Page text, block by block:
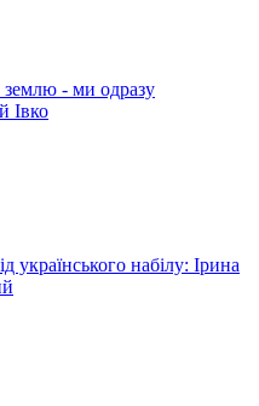
- ми одразу
Івко
українського набілу: Ірина